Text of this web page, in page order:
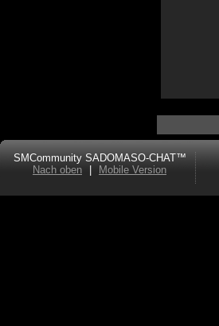
SMCommunity SADOMASO-CHAT™
Nach oben
Mobile Version